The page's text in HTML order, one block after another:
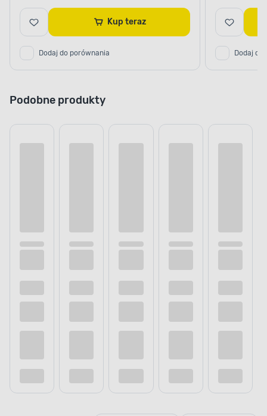
APLIKACJA FARBY
Odpowiednio przygotowane
podłoże
Zwiększ odporność podłoża na działanie
Aby uzyskać pożądany efekt, wystarczy nałożyć
rozcieńczyć za pomocą rozcieńczalnika
do wyrobów chlorokauczukowych i poliwinylowych.
Jednak, co ważniejsze w ciągu 16 godzin
powierzchnia będzie całkowicie sucha, a ty
Kup teraz
Dodaj do porównania Dodaj do
Podobne produkty